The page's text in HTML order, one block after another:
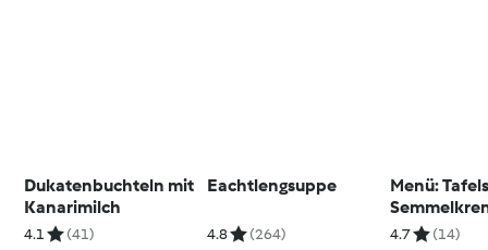
Dukatenbuchteln mit
Kanarimilch
4.1 (41)
Eachtlengsuppe
4.8 (264)
Menü:
4.7 (14)